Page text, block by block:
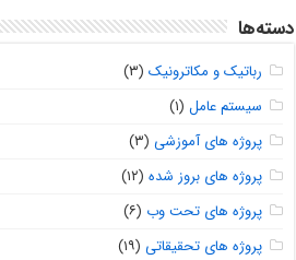
دسته‌ها
رباتیک و مکاترونیک (۳)
سیستم عامل (۱)
پروژه های آموزشی (۳)
پروژه های بروز شده (۱۲)
پروژه های تحت وب (۶)
پروژه های تحقیقاتی (۱۹)